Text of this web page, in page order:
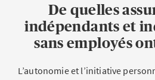
l’obligation de poursuivre le
collaborateurs et
branches en Suisse sont
une assurance d’une indemnité
Pas de personne morale: le
entreprise individuelle, d’une
ou en commandite est
Autrement dit, à l’exception des
facultatives.
De quelles
indépendants et
sans employés
L’autonomie et l’initiative